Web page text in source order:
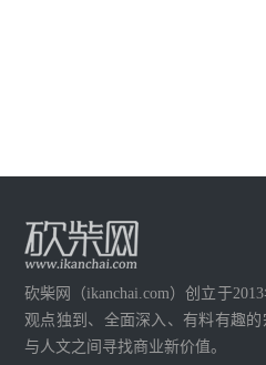
砍柴网（ikanchai.com）创立于
观点独到、全面深入、有料有趣的
与人文之间寻找商业新价值。